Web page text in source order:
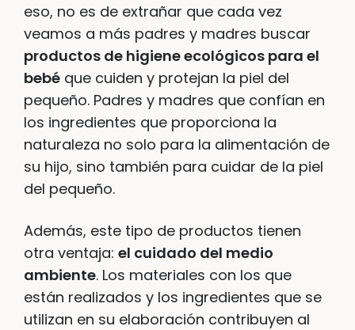
eso, no es de extrañar que cada vez
veamos a más padres y madres buscar
productos de higiene ecológicos para el
bebé que cuiden y protejan la piel del
pequeño. Padres y madres que confían en
los ingredientes que proporciona la
naturaleza no solo para la alimentación de
su hijo, sino también para cuidar de la piel
del pequeño.
Además, este tipo de productos tienen
otra ventaja: el cuidado del medio
ambiente. Los materiales con los que
están realizados y los ingredientes que se
utilizan en su elaboración contribuyen al